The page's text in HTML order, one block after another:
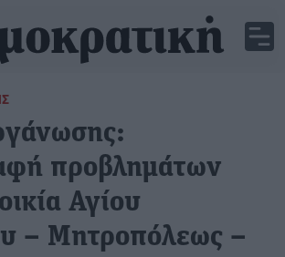
προβλημάτων
Αγίου
– Μητροπόλεως –